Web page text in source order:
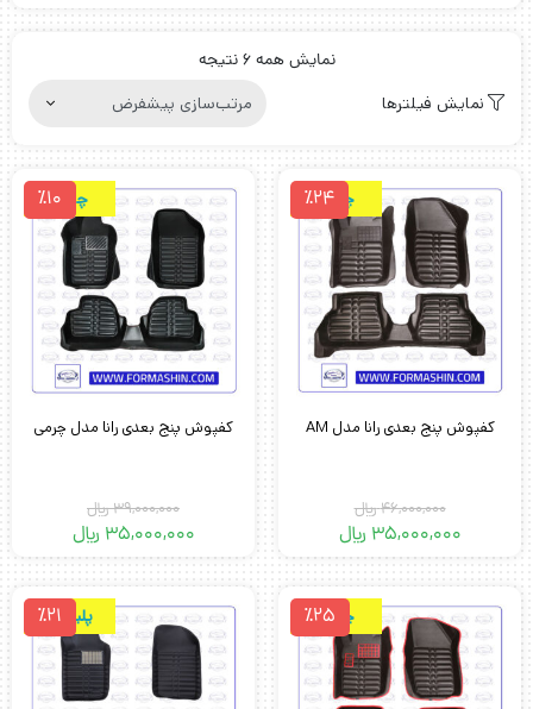
نمایش همه 6 نتیجه
نمایش فیلترها
چرمی٪24
کفپوش پنج بعدی رانا مدل AM
46,000,000﷼
35,000,000 ﷼
چرمی٪10
کفپوش پنج بعدی رانا مدل چرمی
39,000,000﷼
35,000,000 ﷼
چرمی٪25 پلیمری٪21